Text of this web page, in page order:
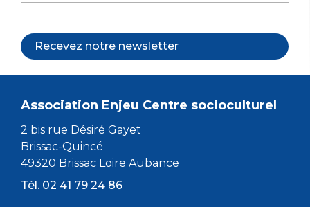
Recevez notre newsletter
Association Enjeu Centre socioculturel
2 bis rue Désiré Gayet
Brissac-Quincé
49320 Brissac Loire Aubance
Tél. 02 41 79 24 86